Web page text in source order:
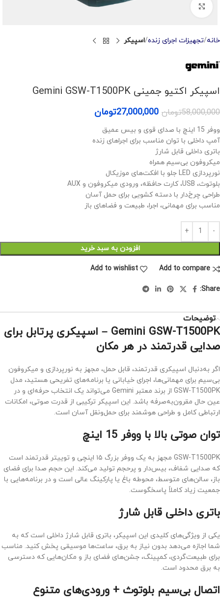
خانه تجهیزات اجرای زنده اسپیکر
اسپیکر اکتیو جمینی Gemini GSW-T1500PK
58,000,000تومان 27,000,000تومان
ووفر 15 اینچ با صدای قوی و بیس عمیق
آمپ داخلی با توان مناسب برای اجراهای زنده
باتری داخلی قابل شارژ
میکروفون بی‌سیم همراه
نورپردازی LED جلو با افکت‌های موزیکال
بلوتوث، USB، کارت حافظه، ورودی میکروفون و AUX
طراحی چرخ‌دار با دسته کشویی برای حمل آسان
مناسب برای مهمانی، اجرا، طبیعت و فضاهای باز
افزودن به سبد خرید
Add to compare
Add to wishlist
Share:
توضیحات
Gemini GSW-T1500PK – اسپیکری پرتابل برای
صدایی قدرتمند در هر مکان
اگر به‌دنبال اسپیکری قدرتمند، قابل حمل، مجهز به نورپردازی و میکروفون
بی‌سیم برای مهمانی‌ها، اجرای خیابانی یا برنامه‌های تفریحی هستید، مدل
GSW-T1500PK از برند معتبر Gemini می‌تواند یک انتخاب حرفه‌ای و در
عین حال مقرون‌به‌صرفه باشد. این اسپیکر ترکیبی از قدرت صوتی، امکانات
ارتباطی کامل و طراحی هوشمند برای حمل‌ونقل آسان است.
توان صوتی بالا با ووفر 15 اینچ
GSW-T1500PK مجهز به یک ووفر بزرگ ۱۵ اینچی و توییتر قدرتمند است
که صدایی شفاف، بیس‌دار و پرحجم تولید می‌کند. این حجم صدا برای فضای
باز، سالن‌های متوسط، محوطه باغ یا پارکینگ عالی است و در برنامه‌هایی با
جمعیت زیاد کاملاً پاسخگوست.
باتری داخلی قابل شارژ
یکی از ویژگی‌های کلیدی این اسپیکر، باتری قابل شارژ داخلی است که به
شما اجازه می‌دهد بدون نیاز به برق، ساعت‌ها موسیقی پخش کنید. مناسب
برای طبیعت‌گردی، کمپینگ، جشن‌های فضای باز و مکان‌هایی که دسترسی
به برق محدود است.
اتصال بی‌سیم بلوتوث + ورودی‌های متنوع